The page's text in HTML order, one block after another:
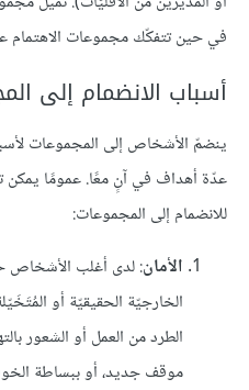
في حين تتفكّك مجموعات الاهتمام
أسباب الانضمام إلى
ينضمّ الأشخاص إلى المجموعات
عدّة أهداف في آنٍ معًا. عمومًا يمكن
للانضمام إلى المجموعات:
الأمان: لدى أغلب الأشخاص
الخارجيّة الحقيقيّة أو
الطرد من العمل أو الشعور
موقف جديد، أو ببساطة